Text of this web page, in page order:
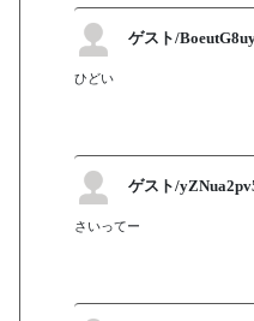
ゲスト/
ひどい
ゲスト/
さいってー